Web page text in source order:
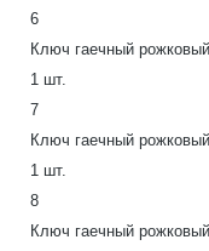
6
Ключ гаечный
1 шт.
7
Ключ гаечный
1 шт.
8
Ключ гаечный